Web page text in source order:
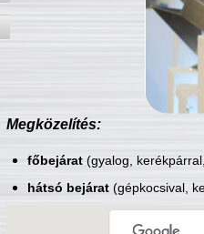
Megközelítés:
főbejárat(gyalog,
hátsó bejárat(gépkocsival,